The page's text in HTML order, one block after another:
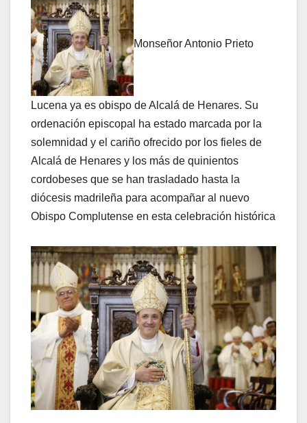
Monseñor Antonio Prieto
Lucena ya es obispo de Alcalá de Henares. Su
ordenación episcopal ha estado marcada por la
solemnidad y el cariño ofrecido por los fieles de
Alcalá de Henares y los más de quinientos
cordobeses que se han trasladado hasta la
diócesis madrileña para acompañar al nuevo
Obispo Complutense en esta celebración histórica